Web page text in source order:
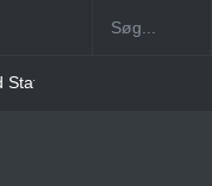
Station